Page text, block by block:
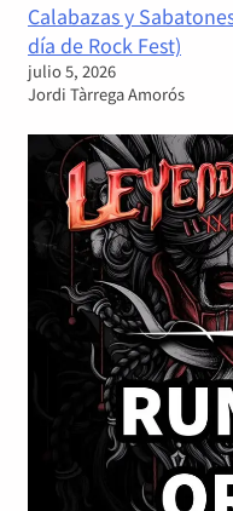
Calabazas y
día de Rock Fest)
julio 5, 2026
Jordi Tàrrega Amorós